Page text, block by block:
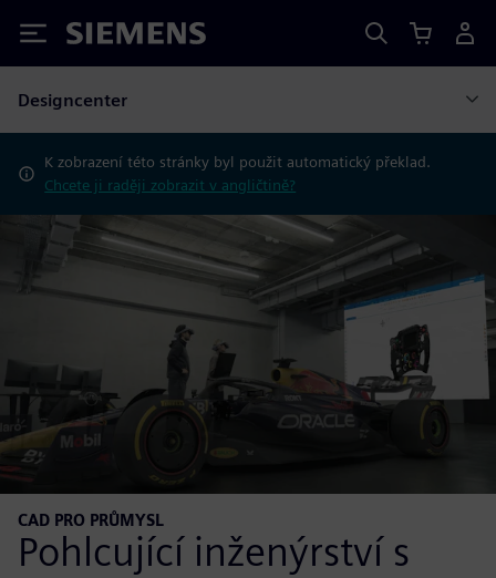
Siemens
Designcenter
K zobrazení této stránky byl použit automatický překlad.
Chcete ji raději zobrazit v angličtině?
CAD PRO PRŮMYSL
Pohlcující inženýrství s